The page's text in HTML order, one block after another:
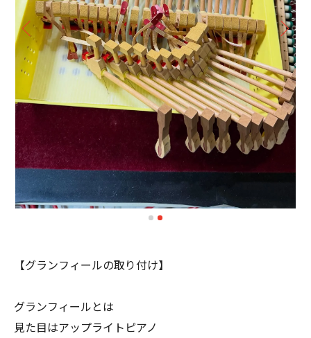
【グランフィールの取り付け】
グランフィールとは
見た目はアップライトピアノ